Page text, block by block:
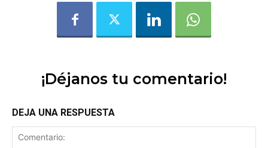
¡Déjanos tu comentario!
DEJA UNA RESPUESTA